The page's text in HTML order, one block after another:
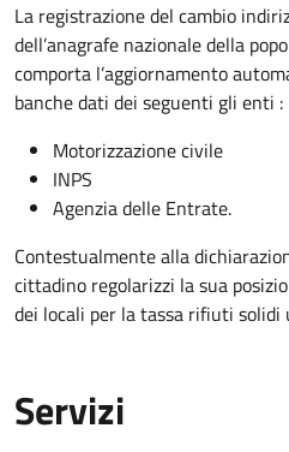
La registrazione del cambio
dell’anagrafe nazionale della
comporta l’aggiornamento
banche dati dei seguenti gli enti :
Motorizzazione civile
INPS
Agenzia delle Entrate.
Contestualmente alla
cittadino regolarizzi la sua
dei locali per la tassa rifiuti solidi
Servizi